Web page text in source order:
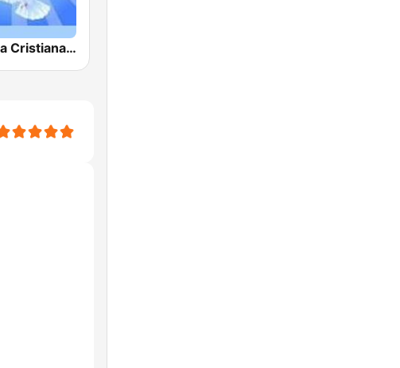
Musica Cristiana Internacional